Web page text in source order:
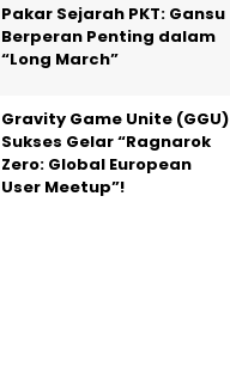
Pakar Sejarah PKT: Gansu
Berperan Penting dalam
“Long March”
Gravity Game Unite (GGU)
Sukses Gelar “Ragnarok
Zero: Global European
User Meetup”!